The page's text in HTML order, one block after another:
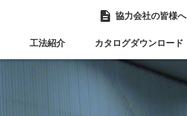
description 協力会社の皆様へ
工法紹介 カタログダウンロード